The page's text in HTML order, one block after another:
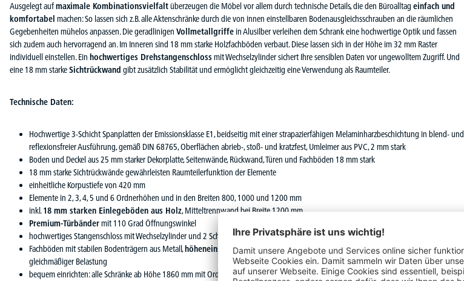
Ausgelegt aufmaximale Kombinationsvielfaltüberzeugen die Möbel vor allem durch technische Details, die den Büroalltag einfach und
komfortabel machen: So lassen sich z.B. alle Aktenschränke durch die von innen einstellbaren Bodenausgleichsschrauben an die räumlichen
Gegebenheiten mühelos anpassen. Die geradlinigen Vollmetallgriffein Alusilber verleihen dem Schrank eine hochwertige Optik und fassen
sich zudem auch hervorragend an. Im Inneren sind 18 mm starke Holzfachböden verbaut. Diese lassen sich in der Höhe im 32 mm Raster
individuell einstellen. Ein hochwertiges Drehstangenschlossmit Wechselzylinder sichert Ihre sensiblen Daten vor ungewolltem Zugriff. Und
eine 18 mm starkeSichtrückwand gibt zusätzlich Stabilität und ermöglicht gleichzeitig eine Verwendung als Raumteiler.
Technische Daten:
Hochwertige 3-Schicht Spanplatten der Emissionsklasse E1, beidseitig mit einer strapazierfähigen Melaminharzbeschichtung in blend- und
reflexionsfreier Ausführung, gemäß DIN 68765, Oberflächen abrieb-, stoß- und kratzfest, Umleimer aus PVC, 2 mm stark
Boden und Deckel aus 25 mm starker Dekorplatte, Seitenwände, Rückwand, Türen und Fachböden 18 mm stark
18 mm starke Sichtrückwände gewährleisten Raumteilerfunktion der Elemente
einheitliche Korpustiefe von 420 mm
Elemente in 2, 3, 4, 5 und 6 Ordnerhöhen und in den Breiten 800, 1000 und 1200 mm
inkl.18 mm starken Einlegeböden aus Holz, Mitteltrennwand bei Breite 1200 mm
Premium-Türbändermit 110 Grad Öffnungswinkel
hochwertiges Stangenschloss mit Wechselzylinder und 2 Schlüsseln, individuelle Schließung
Fachböden mit stabilen Bodenträgern aus Metall,höheneinstellbarim Abstand von 32 mm, maximaleBelastung 20 kgbei
gleichmäßiger Belastung
bequem einrichten: alle Schränke ab Höhe 1860 mm mit Ordnerhöhenmarkierung zur optimalen Fachbodeneinstellung auf Ordnerhöhe